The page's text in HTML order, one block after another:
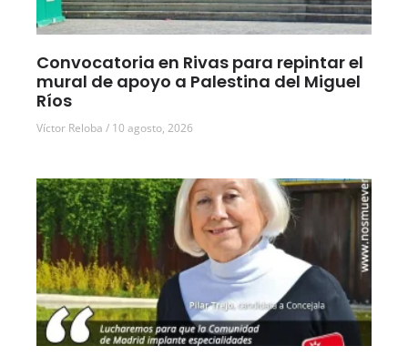
Convocatoria en Rivas para repintar el
mural de apoyo a Palestina del Miguel
Ríos
Víctor Reloba 10 agosto, 2026